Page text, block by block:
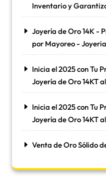
Inventario y
Joyería de Oro 14K -
por Mayoreo -
Inicia el 2025 con Tu
Joyería de Oro 14KT
Inicia el 2025 con Tu
Joyería de Oro 14KT
Venta de Oro Sólido